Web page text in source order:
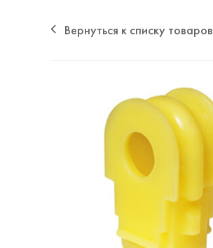
Вернуться к списку товаров